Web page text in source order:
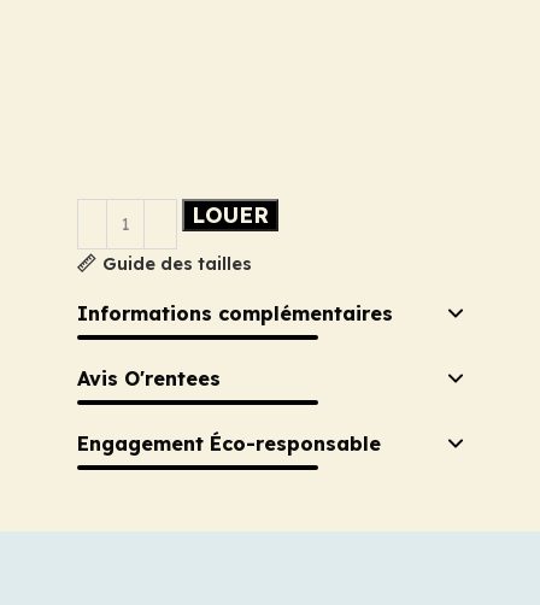
LOUER
Guide des tailles
Informations complémentaires
Avis O'rentees
Engagement Éco-responsable